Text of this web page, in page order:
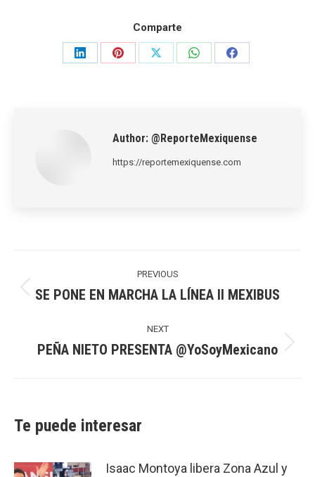
Comparte
Share
Share
Share
Share
Share
Author: @ReporteMexiquense
https://reportemexiquense.com
navigation
PREVIOUS
Previous
SE PONE EN MARCHA LA LÍNEA II MEXIBUS
NEXT
Next
PEÑA NIETO PRESENTA @YoSoyMexicano
Te puede interesar
Isaac Montoya libera Zona Azul y